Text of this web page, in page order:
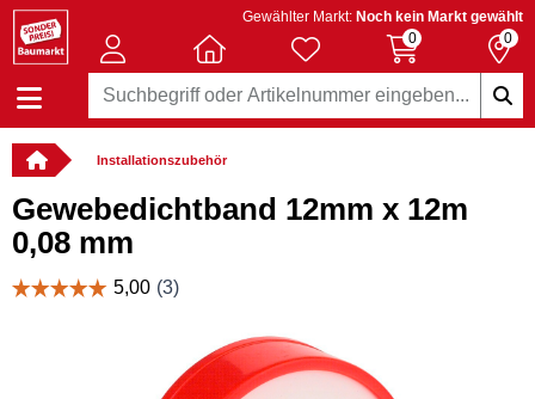
Gewählter Markt: Noch kein Markt gewählt
0
0
Installationszubehör
Gewebedichtband 12mm x 12m
0,08 mm